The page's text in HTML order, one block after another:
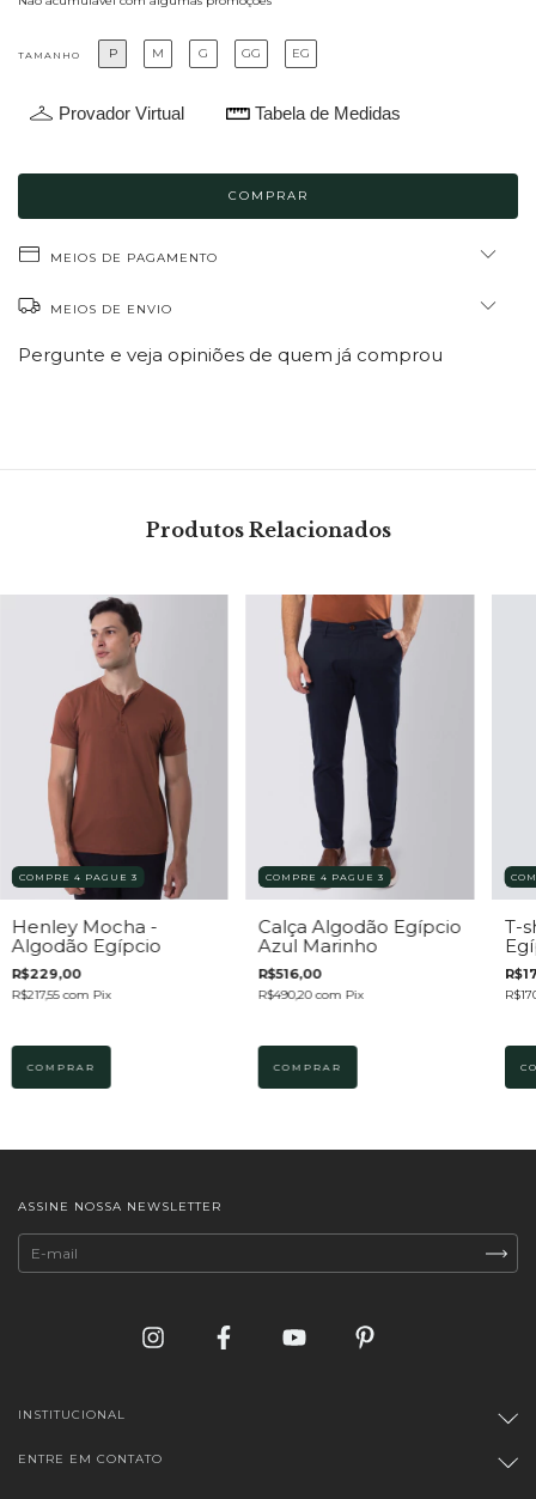
TAMANHO P M G GG EG
Provador Virtual Tabela de Medidas
MEIOS DE PAGAMENTO
MEIOS DE ENVIO
Pergunte e veja opiniões de quem já comprou
Produtos Relacionados
COMPRE 4 PAGUE 3
Henley Mocha -
Algodão Egípcio
R$229,00
R$217,55com Pix
COMPRAR
COMPRE 4 PAGUE 3
Calça Algodão Egípcio
Azul Marinho
R$516,00
R$490,20com Pix
COMPRAR
T-
ASSINE NOSSA NEWSLETTER
INSTITUCIONAL
ENTRE EM CONTATO